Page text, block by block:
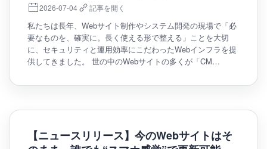
2026-07-04 記事を開く
私たちは長年、Webサイト制作やシステム開発の現場で「必
要なものを、確実に。長く使える形で整える」ことを大切
に、セキュリティと運用効率にこだわったWebインフラを提
供してきました。 世の中のWebサイトの多くが「CM…
【ニュースリリース】今のWebサイトはそ